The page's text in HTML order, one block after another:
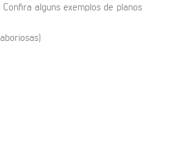
Confira alguns exemplos de planos